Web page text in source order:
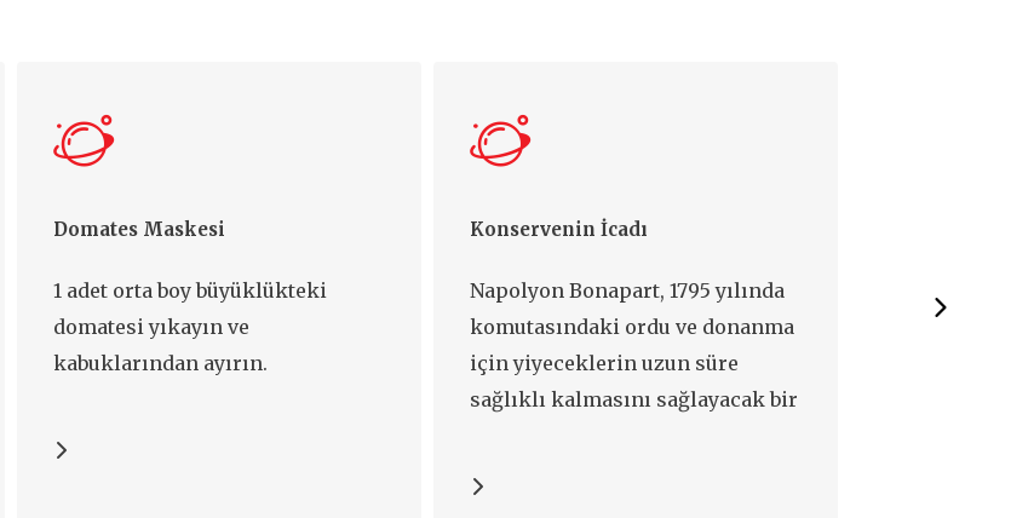
Domates Maskesi
1 adet orta boy büyüklükteki
domatesi yıkayın ve
kabuklarından ayırın.
Konservenin İcadı
Napolyon Bonapart, 1795 yılında
komutasındaki ordu ve donanma
için yiyeceklerin uzun süre
sağlıklı kalmasını sağlayacak bir
verileceğini açıkladı.